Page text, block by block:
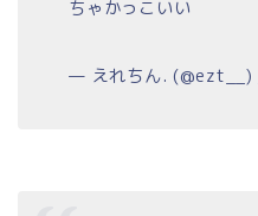
ちゃかっこいい
— えれちん. (@ezt__)